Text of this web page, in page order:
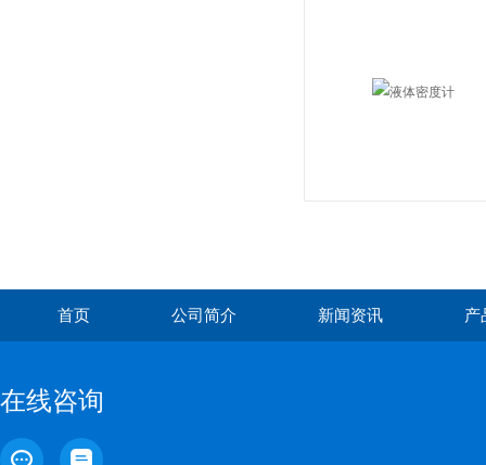
首页 公司简介 新闻资讯 产
在线咨询